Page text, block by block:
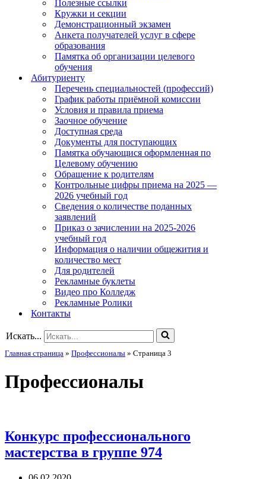
Полезные ссылки
Кружки и секции
Демонстрационный экзамен
Анкета получателей услуг в сфере
образования
Памятка об организации целевого
обучения
Абитуриенту
Перечень специальностей (профессий)
График работы приёмной комиссии
Условия и правила приема
Заочное обучение
Доступная среда
Документы для поступающих
Памятка обучающися оформленная по
Целевому обучению
Обращение к родителям
Контрольные цифры приема на 2025 —
2026 учебный год
Сведения о количестве поданных
заявлений
Приказ о зачислении на 2025-2026
учебный год
Информация о наличии общежития и
количество мест
Для родителей
Рекламные буклеты
Видео про Колледж
Рекламные Ролики
Контакты
Искать...
Главная страница » Профессионалы » Страница 3
Профессионалы
Конкурс профессионального
мастерства в группе 974